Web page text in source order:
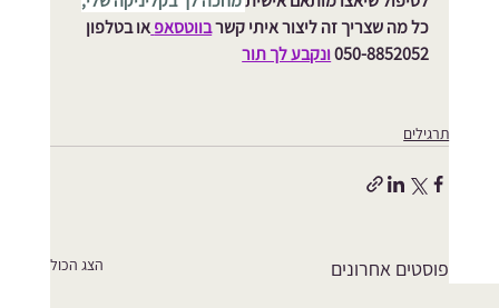
כל מה שצריך זה ליצור איתי קשר בווטסאפאו בטלפון
050-8852052 ונקבע לך תור
תרגילים
פוסטים אחרונים הצג הכול